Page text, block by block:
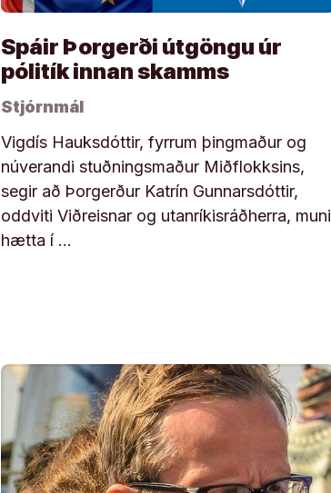
Spáir Þorgerði útgöngu úr
pólitík innan skamms
Stjórnmál
Vigdís Hauksdóttir, fyrrum þingmaður og
núverandi stuðningsmaður Miðflokksins,
segir að Þorgerður Katrín Gunnarsdóttir,
oddviti Viðreisnar og utanríkisráðherra, muni
hætta í …